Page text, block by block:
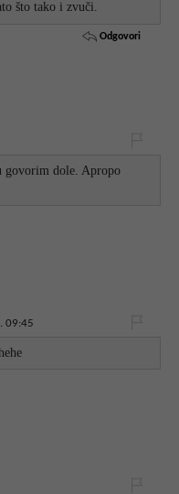
što tako i zvuči.
Odgovori
govorim dole. Apropo
09:45